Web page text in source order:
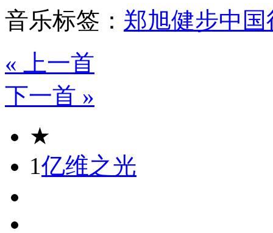
音乐标签： 郑旭健步中国
« 上一首
下一首 »
★
1亿维之光